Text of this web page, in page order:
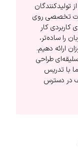
تخصصی روی
کار
را ساده‌تر،
ارائه دهیم.
طراحی
با تدریس
در دسترس